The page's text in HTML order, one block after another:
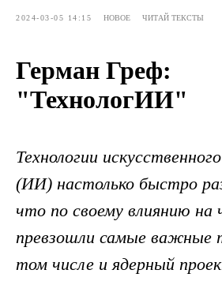
2024-03-05 14:15 НОВОЕ ЧИТАЙ ТЕКСТЫ
Герман Греф:
"ТехнологИИ"
Технологии
(ИИ) настолько быстро
что по своему влиянию на
превзошли самые важные
том числе и ядерный